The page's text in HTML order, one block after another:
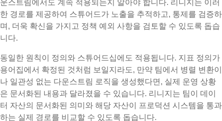
운스트림에서도 계속 적용되는지 알아야 합니다. 리니지는 이러
한 경로를 제공하여 스튜어드가 노출을 추적하고, 통제를 검증하
며, 더욱 확신을 가지고 정책 예외 사항을 검토할 수 있도록 돕습
니다.
동일한 원칙이 정의와 스튜어드십에도 적용됩니다. 지표 정의가
용어집에서 확정된 것처럼 보일지라도, 만약 팀에서 병렬 변환이
나 일관성 없는 다운스트림 로직을 생성했다면, 실제 운영 상황
은 문서화된 내용과 달라졌을 수 있습니다. 리니지는 팀이 데이
터 자산의 문서화된 의미와 해당 자산이 프로덕션 시스템을 통과
하는 실제 경로를 비교할 수 있도록 돕습니다.